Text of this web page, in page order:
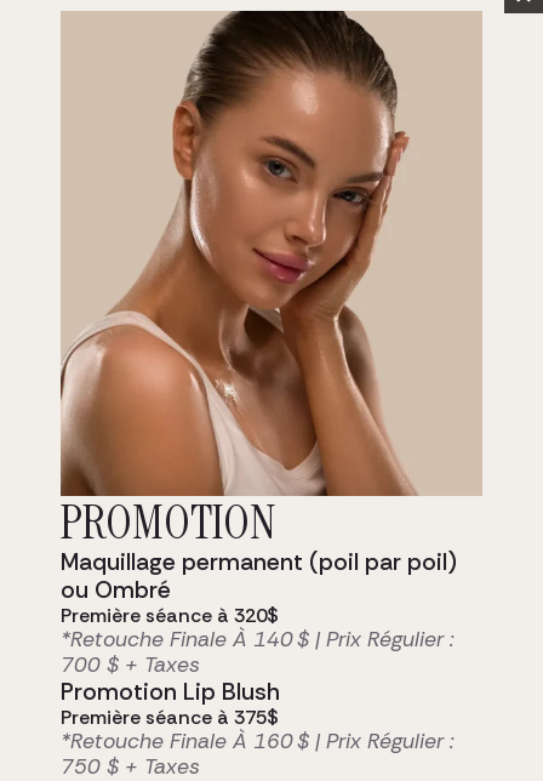
Voir le produit
Prête à rayonner?
Notre clientèle, soucieuse de son
apparence fait confiance à notre
équipe d’expérience pour leur
mise en beauté, ou leurs soins
esthétiques des plus
personnalisés.
Prendre rendez-vous
PROMOTION
Maquillage permanent (poil par poil)
ou Ombré
Première séance à 320$
*Retouche Finale À 140 $ | Prix Régulier :
700 $ + Taxes
Promotion Lip Blush
Première séance à 375$
*Retouche Finale À 160 $ | Prix Régulier :
750 $ + Taxes